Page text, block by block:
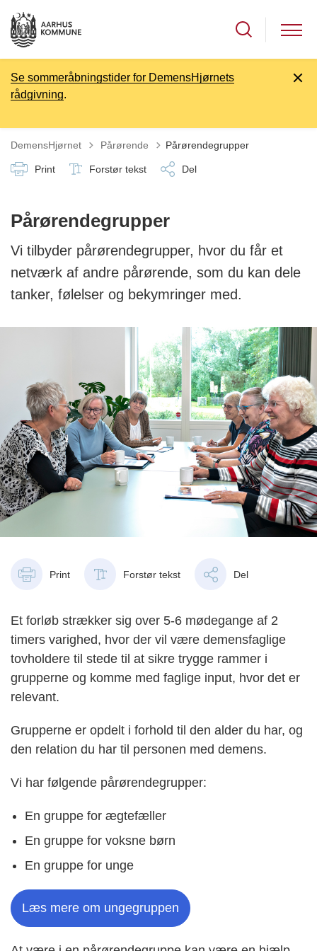
Se sommeråbningstider for DemensHjørnets
rådgivning.
DemensHjørnet Tilbage til
Pårørende Pårørendegrupper
Print Forstør tekst Del
Pårørendegrupper
Vi tilbyder pårørendegrupper, hvor du får et
netværk af andre pårørende, som du kan dele
tanker, følelser og bekymringer med.
Print Forstør tekst Del
Et forløb strækker sig over 5-6 mødegange af 2
timers varighed, hvor der vil være demensfaglige
tovholdere til stede til at sikre trygge rammer i
grupperne og komme med faglige input, hvor det er
relevant.
Grupperne er opdelt i forhold til den alder du har, og
den relation du har til personen med demens.
Vi har følgende pårørendegrupper:
En gruppe for ægtefæller
En gruppe for voksne børn
En gruppe for unge
Læs mere om ungegruppen